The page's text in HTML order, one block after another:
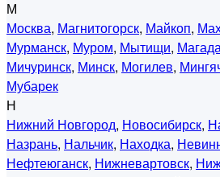
М
Москва, Магнитогорск, Майкоп,
Мурманск, Муром, Мытищи,
Мичуринск, Минск, Могилев,
Мубарек
Н
Нижний Новгород, Новосибирск,
Назрань, Нальчик, Находка,
Нефтеюганск, Нижневартовск,